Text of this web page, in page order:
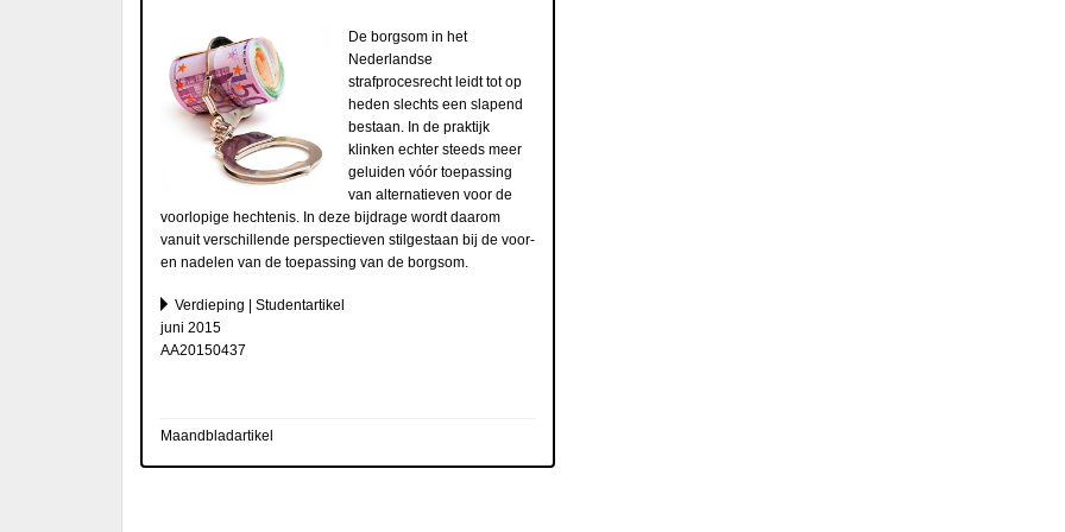
De borgsom in het
Nederlandse
strafprocesrecht leidt tot op
heden slechts een slapend
bestaan. In de praktijk
klinken echter steeds meer
geluiden vóór toepassing
van alternatieven voor de
voorlopige hechtenis. In deze bijdrage wordt daarom
vanuit verschillende perspectieven stilgestaan bij de voor-
en nadelen van de toepassing van de borgsom.
Verdieping | Studentartikel
juni 2015
AA20150437
Maandbladartikel